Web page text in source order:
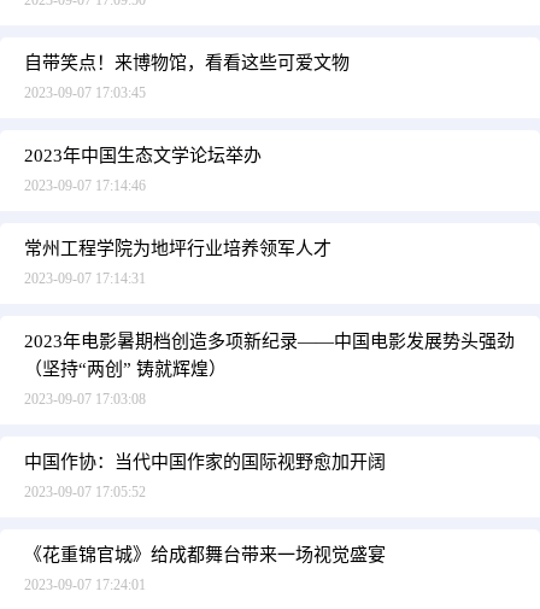
自带笑点！来博物馆，看看这些可爱文物
2023-09-07 17:03:45
2023年中国生态文学论坛举办
2023-09-07 17:14:46
常州工程学院为地坪行业培养领军人才
2023-09-07 17:14:31
2023年电影暑期档创造多项新纪录——中国电影发展势头强劲
（坚持“两创” 铸就辉煌）
2023-09-07 17:03:08
中国作协：当代中国作家的国际视野愈加开阔
2023-09-07 17:05:52
《花重锦官城》给成都舞台带来一场视觉盛宴
2023-09-07 17:24:01